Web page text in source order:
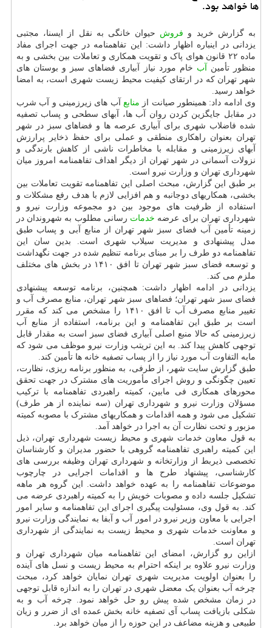
ها خواهد بود.
به گزارش خرید و فروش حیوان خانگی به نقل از ایسنا، مجتبی
یزدانی در اینباره اظهار داشت: این تفاهمنامه در جهت اجرای مفاد
ماده ۲۲ قانون هوای پاک و تقویت همکاری و تعاملات بین بخشی و به
منظور تأمین آب خام مورد نیاز آبیاری فضاهای سبز و بوستان های
شهر تهران که در ارتقای کیفیت محیط زیست شهری است، به امضا
خواهد رسید.
وی ادامه داد: همینطور صیانت از منابع آب های زیرزمینی و آب شرب
در مقابل جایگزین کردن روان آب ها، آبهای سطحی و پساب تصفیه
شده فاضلاب شهری برای آبیاری عرصه ها و فضاهای سبز در شهر
تهران بعنوان راهکاری منطقی و عملی برای حفظ ذخایر پرارزش
آبهای زیرزمینی و مقابله با مخاطرات ناشی از کاهش بارندگی و
نزولات آسمانی در شهر تهران از دیگر اهداف تفاهمنامه امروز میان
شهرداری تهران و وزارت نیرو است.
بر طبق این گزارش، مبحث اصلی این تفاهمنامه تقویت تعاملات بین
بخشی، همکاریهای دوجانبه و هم افزایی لازم با هدف رفع مشکلات و
استفاده از ظرفیت های موجود بین دو مجموعه وزارت نیرو و
شهرداری تهران برای عرضه خدمات رسانی مطلوب به شهروندان در
زمینه تأمین آب فضای سبز شهر تهران از منابع آبی و پساب طبق
مدل پیشنهادی و مدیریت سیلاب شهری است. بدین سان این
تفاهمنامه دو طرف را بر مبنای برنامه تنظیم شده در جهت نگهداشت
و توسعه فضای سبز شهر تهران تا افق ۱۴۱۰ در بخش های مختلف
ملزم می کند.
یزدانی در ادامه اظهار داشت: همچنین، برنامه توسعه پیشنهادی
فضای سبز شهر تهران؛ فضاهای سبز شهر تهران، منابع مصرف آب و
تغییر منابع مصرف آب تا افق ۱۴۱۰ را مشخص می کند که مقرر
است بر طبق این تفاهمنامه و این برنامه، استفاده از منابع آب
زیرزمینی که حالا منبع اصلی آبیاری فضای سبز است به مقدار قابل
توجهی کاهش پیدا کند. به این تریتب وزارت نیرو موظف می شود که
مابه التفاوت آب مورد نیاز را از پساب تصفیه خانه ها تأمین کند.
طبق گزارش سایت شهر، از طرفی، به منظور برنامه ریزی، نظارت،
تعیین چگونگی و روش اجرای مأموریت های مشترک در جهت تحقق
محورهای همکاری فی مابین، کمیته راهبردی تفاهمنامه با ترکیب
مسؤلان وزارت نیرو و شهرداری تهران (سه نماینده از هر طرف)
تشکیل می شود و همه اقدامات و همکاریهای مشترک با مصوبه کمیته
مزبور و تحت نظارت آن به اجرا در خواهد آمد.
به قول معاون خدمات شهری و محیط زیست شهرداری تهران، ذیل
این کمیته راهبری تفاهمنامه گروهی با حضور مدیران و کارشناسان
تخصصی ذیربط از وزارتخانه و شهرداری تهران وظیفه بررسی های
کارشناسی، پیشنهاد طرح ها و اقدامات اجرایی در چارچوب
موضوعات تفاهمنامه را به عهده خواهد داشت. این گروه هر ماهه
تشکیل جلسه داده و مصوبات خویش را به کمیته راهبردی عرضه می
کند. به قول وی، مسئولیت پیگیری اجرای این تفاهمنامه و سایر امور
اجرایی با معاون وزیر نیرو در امور آب و آبفا به نمایندگی وزارت نیرو
و معاونت خدمات شهری و محیط زیست به نمایندگی از شهرداری
تهران است.
ازاین رو گزارش، امضای این تفاهمنامه میان شهرداری تهران و
وزارت نیرو علاوه بر اینکه احترام به محیط زیست و نسل های آینده
را بعنوان اولویت مدیریت شهری تهران نمایان خواهد کرد، مبحث
چرخه آب بعنوان یک معضل شهری در تهران را به اندازه قابل توجهی
در زمان مشخص شده پیش رو حل خواهد نمود. چرخه آب و به
شکلی بازیافت پساب آی تصفیه خانه بخش عمده ای از ضرر و زیان
طبیعی و هزینه مضاعف در این حوزه را از میان خواهد برد.